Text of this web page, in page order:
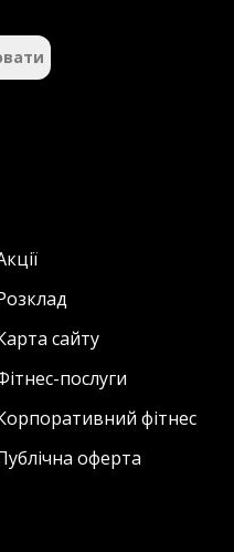
сайту
послуги
фітнес
оферта